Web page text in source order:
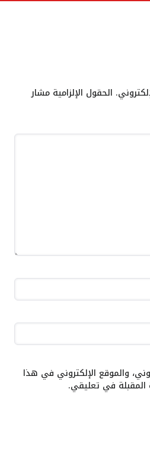
الحقول الإلزامية مشار
والموقع الإلكتروني في هذا
المقبلة في تعليقي.